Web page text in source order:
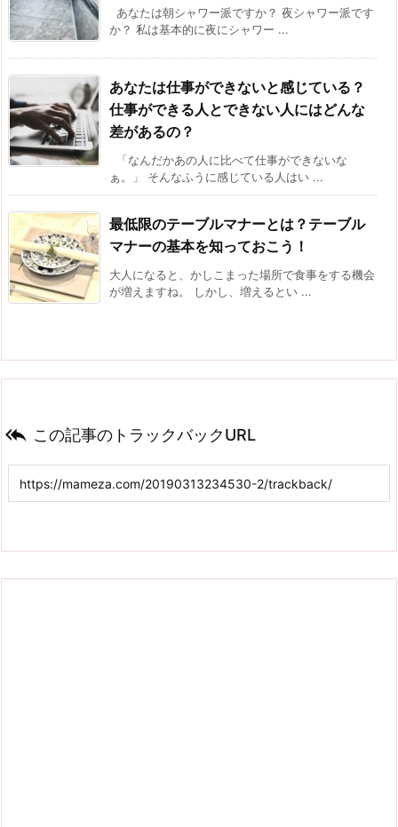
あなたは朝シャワー派ですか？ 夜シャワー派です
か？ 私は基本的に夜にシャワー ...
あなたは仕事ができないと感じている？
仕事ができる人とできない人にはどんな
差があるの？
「なんだかあの人に比べて仕事ができないな
ぁ。」 そんなふうに感じている人はい ...
最低限のテーブルマナーとは？テーブル
マナーの基本を知っておこう！
大人になると、かしこまった場所で食事をする機会
が増えますね。 しかし、増えるとい ...
 この記事のトラックバックURL